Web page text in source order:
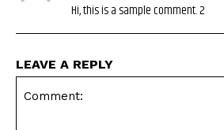
Hi, this is a sample comment. 2
LEAVE A REPLY